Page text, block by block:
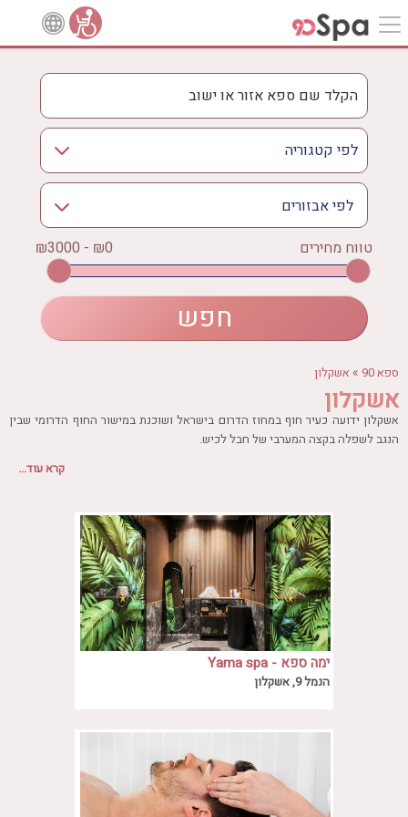
לפי אבזורים
אירוודה
ארוחה
בריכה חיצונית
ג'קוזי
ג'קוזי פרטי
חדר כושר
חמאם טורקי
סאונה רטובה
סאונה יבשה
סוויטה
עיסוי אבנים חמות
עיסוי תאילנדי
שיאצו
טווח מחירים ₪0 - ₪3000
ספא 90 » אשקלון
אשקלון
אשקלון ידועה כעיר חוף במחוז הדרום בישראל ושוכנת במישור החוף הדרומי שבין
הנגב לשפלה בקצה המערבי של חבל לכיש.
ביותר לכל כיס, אתר הספא הגדול ספא 90 ריכז עבורכם את מגוון חבילות הספא הכי
קרא עוד...
ימה ספא - Yama spa
הנמל 9, אשקלון